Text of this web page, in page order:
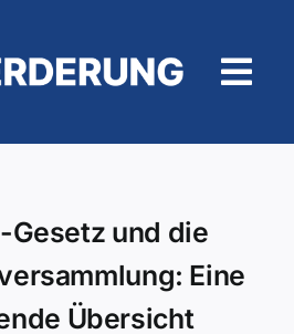
Gesetz und die
Eine
Übersicht